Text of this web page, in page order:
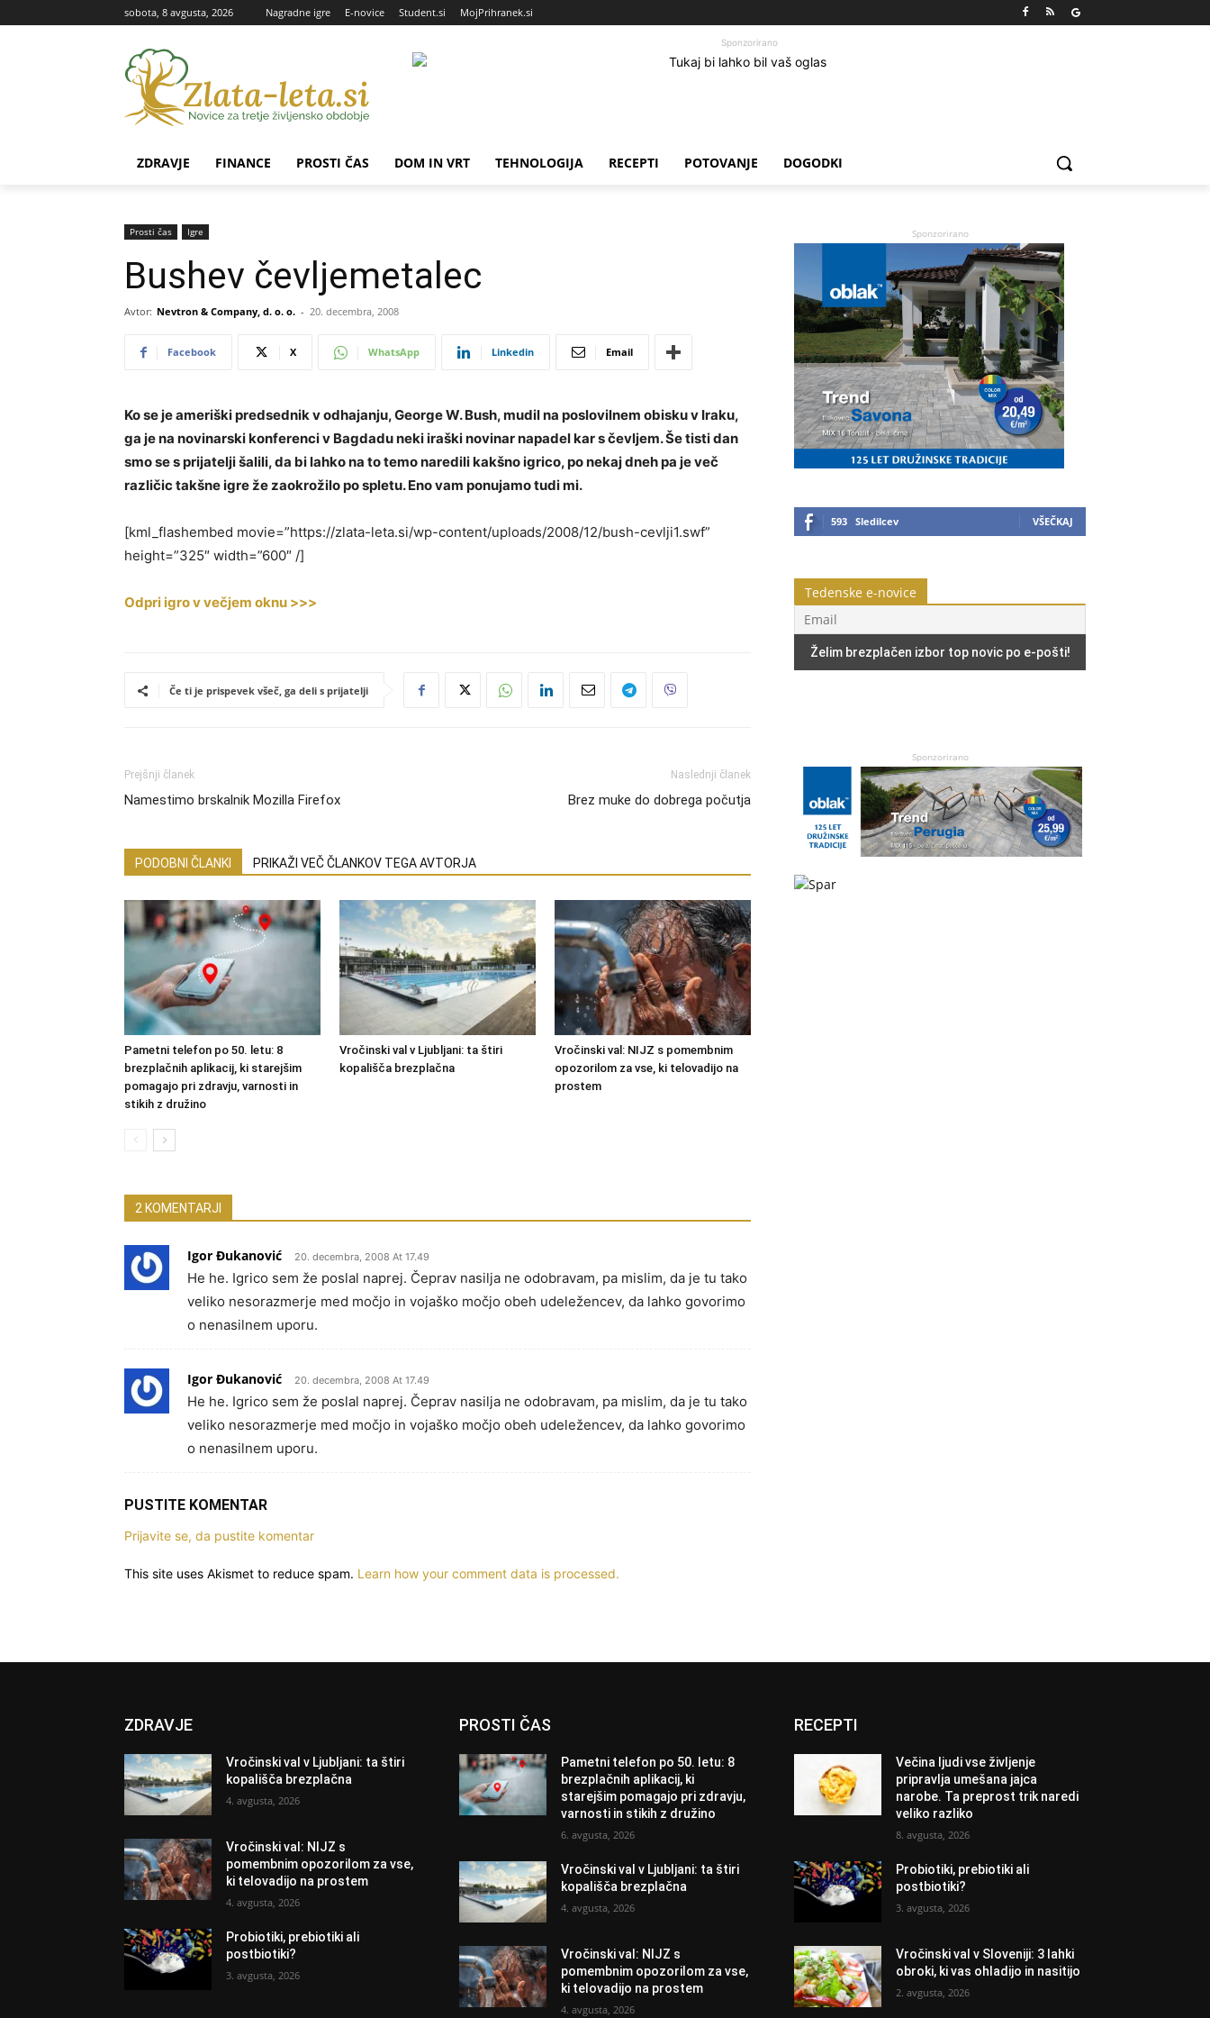
sobota, 8 avgusta, 2026 Nagradne igre E-novice Student.si MojPrihranek.si
Sponzorirano
ZDRAVJE FINANCE PROSTI ČAS DOM IN VRT TEHNOLOGIJA RECEPTI POTOVANJE DOGODKI
Prosti čas Igre
Bushev čevljemetalec
Avtor: Nevtron & Company, d. o. o. - 20. decembra, 2008
Facebook X WhatsApp Linkedin Email
Ko se je ameriški predsednik v odhajanju, George W. Bush, mudil na poslovilnem obisku v Iraku,
ga je na novinarski konferenci v Bagdadu neki iraški novinar napadel kar s čevljem. Še tisti dan
smo se s prijatelji šalili, da bi lahko na to temo naredili kakšno igrico, po nekaj dneh pa je več
različic takšne igre že zaokrožilo po spletu. Eno vam ponujamo tudi mi.
[kml_flashembed movie=”https://zlata-leta.si/wp-content/uploads/2008/12/bush-cevlji1.swf”
height=”325″ width=”600″ /]
Odpri igro v večjem oknu >>>
Če ti je prispevek všeč, ga deli s prijatelji
Prejšnji članek
Namestimo brskalnik Mozilla Firefox
Naslednji članek
Brez muke do dobrega počutja
PODOBNI ČLANKI PRIKAŽI VEČ ČLANKOV TEGA AVTORJA
Pametni telefon po 50. letu: 8
brezplačnih aplikacij, ki starejšim
pomagajo pri zdravju, varnosti in
stikih z družino
Vročinski val v Ljubljani: ta štiri
kopališča brezplačna
Vročinski val: NIJZ s pomembnim
opozorilom za vse, ki telovadijo na
prostem
2 KOMENTARJI
Igor Đukanović 20. decembra, 2008 At 17.49
He he. Igrico sem že poslal naprej. Čeprav nasilja ne odobravam, pa mislim, da je tu tako
veliko nesorazmerje med močjo in vojaško močjo obeh udeležencev, da lahko govorimo
o nenasilnem uporu.
Igor Đukanović 20. decembra, 2008 At 17.49
He he. Igrico sem že poslal naprej. Čeprav nasilja ne odobravam, pa mislim, da je tu tako
veliko nesorazmerje med močjo in vojaško močjo obeh udeležencev, da lahko govorimo
o nenasilnem uporu.
PUSTITE KOMENTAR
Prijavite se, da pustite komentar
This site uses Akismet to reduce spam. Learn how your comment data is processed.
Sponzorirano
593 Sledilcev VŠEČKAJ
Tedenske e-novice
Sponzorirano
ZDRAVJE
Vročinski val v Ljubljani: ta štiri
kopališča brezplačna
4. avgusta, 2026
Vročinski val: NIJZ s
pomembnim opozorilom za vse,
ki telovadijo na prostem
4. avgusta, 2026
Probiotiki, prebiotiki ali
postbiotiki?
3. avgusta, 2026
PROSTI ČAS
Pametni telefon po 50. letu: 8
brezplačnih aplikacij, ki
starejšim pomagajo pri zdravju,
varnosti in stikih z družino
6. avgusta, 2026
Vročinski val v Ljubljani: ta štiri
kopališča brezplačna
4. avgusta, 2026
Vročinski val: NIJZ s
pomembnim opozorilom za vse,
ki telovadijo na prostem
4. avgusta, 2026
RECEPTI
Večina ljudi vse življenje
pripravlja umešana jajca
narobe. Ta preprost trik naredi
veliko razliko
8. avgusta, 2026
Probiotiki, prebiotiki ali
postbiotiki?
3. avgusta, 2026
Vročinski val v Sloveniji: 3 lahki
obroki, ki vas ohladijo in nasitijo
2. avgusta, 2026